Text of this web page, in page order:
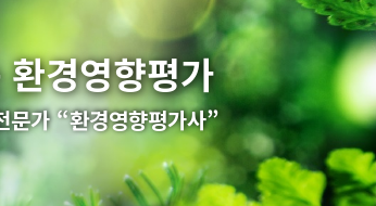
경영향평가
문가 “환경영향평가사”